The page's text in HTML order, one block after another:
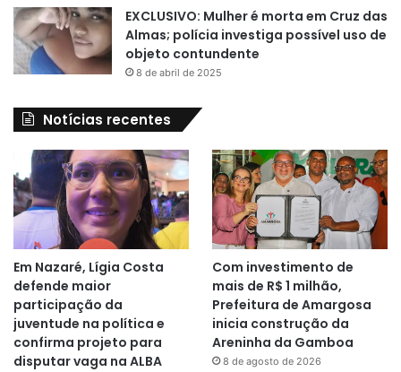
EXCLUSIVO: Mulher é morta em Cruz das
Almas; polícia investiga possível uso de
objeto contundente
8 de abril de 2025
Notícias recentes
Em Nazaré, Lígia Costa
defende maior
participação da
juventude na política e
confirma projeto para
disputar vaga na ALBA
Com investimento de
mais de R$ 1 milhão,
Prefeitura de Amargosa
inicia construção da
Areninha da Gamboa
8 de agosto de 2026